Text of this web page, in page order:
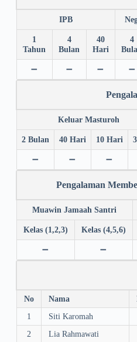
IPB
1
Tahun
4
Bulan
40
Hari
4
➖ ➖ ➖ ➖
Keluar Masturoh
2 Bulan 40 Hari 10 Hari
➖ ➖ ➖
Pengalaman
Muawin Jamaah Santri
Kelas (1,2,3) Kelas (4,5,6)
➖ ➖
No Nama
1
Siti Karomah
2
Lia Rahmawati